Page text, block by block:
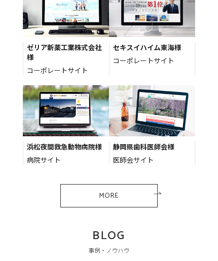
ゼリア新薬工業株式会社
様
コーポレートサイト
セキスイハイム東海様
コーポレートサイト
浜松夜間救急動物病院様
病院サイト
静岡県歯科医師会様
医師会サイト
MORE
BLOG
事例・ノウハウ